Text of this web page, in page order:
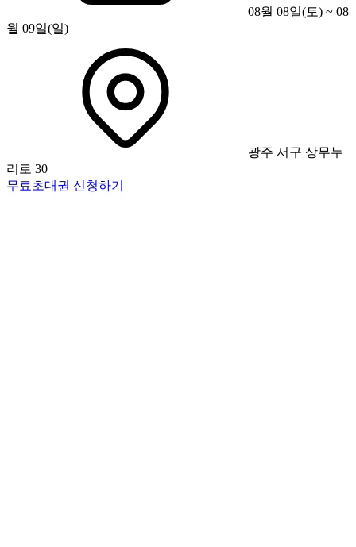
08월 08일(토) ~ 08
월 09일(일)
광주 서구 상무누
리로 30
무료초대권 신청하기